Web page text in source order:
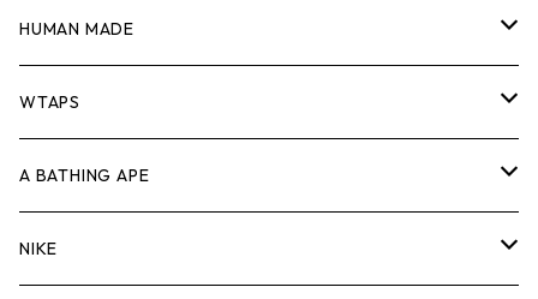
ジャケット
パンツ
キャップ・ハット
バッグ
シャツ
ジャケット
パンツ
キャップ・ハット
スウェット/ニット
シャツ
ジャケット
パンツ
ロンTEE
スウェット/ニット
シャツ
ジャケット
Tシャツ
ロンTEE
スウェット/ニット
シャツ
HUMAN MADE
Tシャツ
ロンT
スウェット/ニット
WTAPS
Tシャツ
ロンTEE
A BATHING APE
Tシャツ
NIKE